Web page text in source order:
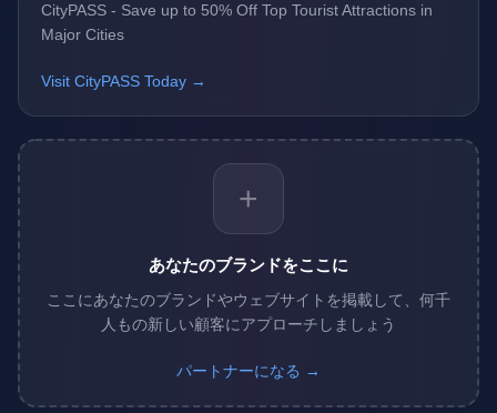
CityPASS - Save up to 50% Off Top Tourist Attractions in
Major Cities
Visit CityPASS Today →
+
あなたのブランドをここに
ここにあなたのブランドやウェブサイトを掲載して、何千
人もの新しい顧客にアプローチしましょう
パートナーになる →